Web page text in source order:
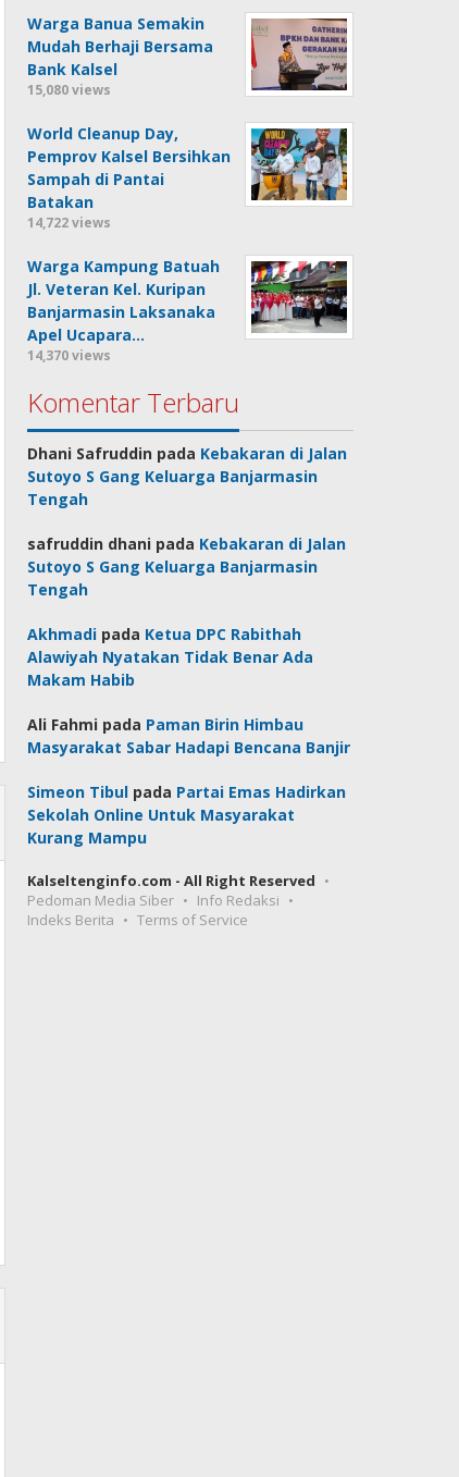
Warga Banua Semakin
Mudah Berhaji Bersama
Bank Kalsel
15,080 views
World Cleanup Day,
Pemprov Kalsel Bersihkan
Sampah di Pantai
Batakan
14,722 views
Warga Kampung Batuah
Jl. Veteran Kel. Kuripan
Banjarmasin Laksanaka
Apel Ucapara…
14,370 views
Komentar Terbaru
Dhani Safruddin pada Kebakaran di Jalan
Sutoyo S Gang Keluarga Banjarmasin
Tengah
safruddin dhani pada Kebakaran di Jalan
Sutoyo S Gang Keluarga Banjarmasin
Tengah
Akhmadi pada Ketua DPC Rabithah
Alawiyah Nyatakan Tidak Benar Ada
Makam Habib
Ali Fahmi pada Paman Birin Himbau
Masyarakat Sabar Hadapi Bencana Banjir
Simeon Tibul pada Partai Emas Hadirkan
Sekolah Online Untuk Masyarakat
Kurang Mampu
Kalseltenginfo.com - All Right Reserved
Pedoman Media Siber
Info Redaksi
Indeks Berita
Terms of Service